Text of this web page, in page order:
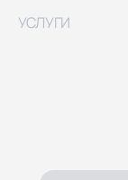
УСЛУГИ